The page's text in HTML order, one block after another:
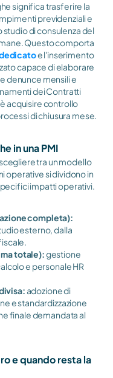
significa trasferire la
previdenziali e
di consulenza del
Questo comporta
e l'inserimento
capace di elaborare
denunce mensili e
dei Contratti
acquisire controllo
di chiusura mese.
in una PMI
tra un modello
operative si dividono in
impatti operativi.
completa):
esterno, dalla
totale): gestione
e personale HR
adozione di
e standardizzazione
finale demandata al
e quando resta la